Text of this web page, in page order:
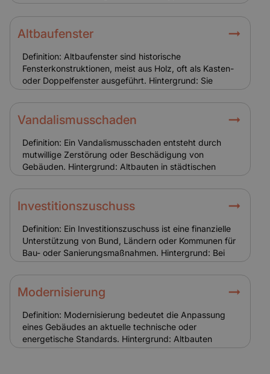
Altbauten und bieten besseren Schallschutz, jedoch
oft unzureichenden Wärmeschutz. Austausch oder
Restaurierung erfordert Fachwissen. Relevanz für
Schadensschwerpunkt. Glasbruch oder
Einbruchschäden können über Zusatzversicherungen
abgesichert werden.
Altbaufenster
Definition: Altbaufenster sind historische
Fensterkonstruktionen, meist aus Holz, oft als Kasten-
oder Doppelfenster ausgeführt. Hintergrund: Sie
prägen den Charakter von Altbauten, sind aber
energetisch oft problematisch und wartungsintensiv.
Austausch oder Sanierung erfordern Fachwissen und
Fenster sind typische Schadensstellen (Einbruch,
Glasbruch). Eine Glasversicherung und realistische
Kalkulation der Sanierungskosten sind sinnvoll.
Vandalismusschaden
Definition: Ein Vandalismusschaden entsteht durch
mutwillige Zerstörung oder Beschädigung von
Gebäuden. Hintergrund: Altbauten in städtischen
Lagen sind häufiger von Vandalismus betroffen.
Schäden können Fassade, Fenster oder Türen
betreffen. Relevanz für Versicherung:
enthalten. Eine passende Zusatzdeckung ist sinnvoll.
Investitionszuschuss
Definition: Ein Investitionszuschuss ist eine finanzielle
Unterstützung von Bund, Ländern oder Kommunen für
Bau- oder Sanierungsmaßnahmen. Hintergrund: Bei
Altbauten werden Zuschüsse vor allem für
energetische Sanierungen oder den Erhalt historischer
Substanz gewährt. Sie reduzieren die Eigenkosten von
Eigentümern. Relevanz für Versicherung: Zuschüsse
mindern zwar die Sanierungskosten, ersetzen aber
keine Versicherung. Schäden müssen unabhängig von
Fördermitteln abgesichert sein.
Modernisierung
Definition: Modernisierung bedeutet die Anpassung
eines Gebäudes an aktuelle technische oder
energetische Standards. Hintergrund: Altbauten
erfordern oft Modernisierungen bei Heizung, Elektrik